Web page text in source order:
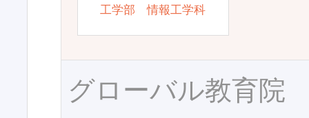
工学部 情報工学科
グローバル教育院